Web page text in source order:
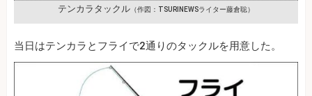
テンカラタックル （作図：TSURINEWSライター藤倉聡）
当日はテンカラとフライで2通りのタックルを用意した。